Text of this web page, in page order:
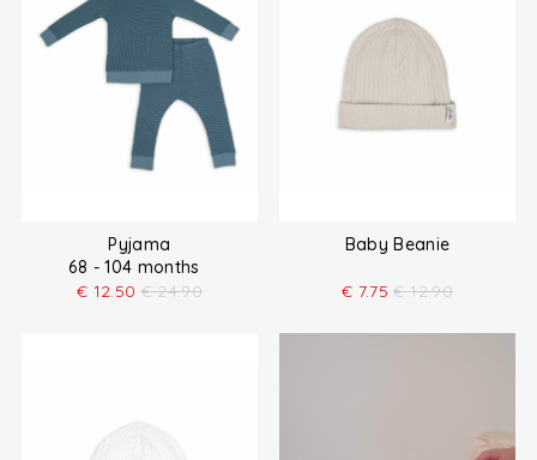
Pyjama
68 - 104 months
€ 12.50 € 24.90
Baby Beanie
€ 7.75 € 12.90